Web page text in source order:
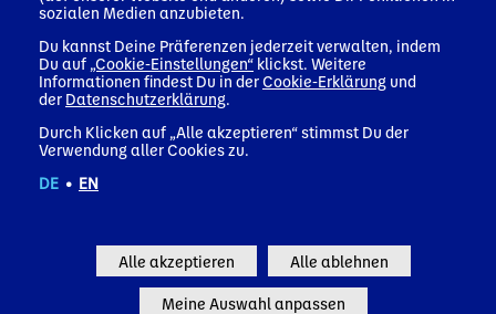
zu können, verlangt der Handel für die Belieferung eine
Mindestrestfrische. Überschüssige genießbare
Produkte, die aufgrund eines kurzen
Mindesthaltbarkeitsdatums nicht an den Handel gehen
können, werden über unseren Sekundärmarkt der
Krankenhäuser oder andere Kantinen verkauft.
sozialen Medien anzubieten.
Du kannst Deine Präferenzen jederzeit verwalten, indem
Du auf „Cookie-Einstellungen“ klickst. Weitere
Informationen findest Du in derCookie-Erklärung und
der Datenschutzerklärung.
Durch Klicken auf „Alle akzeptieren“ stimmst Du der
Verwendung aller Cookies zu.
DE • EN
Alle akzeptieren Alle ablehnen
Meine Auswahl anpassen